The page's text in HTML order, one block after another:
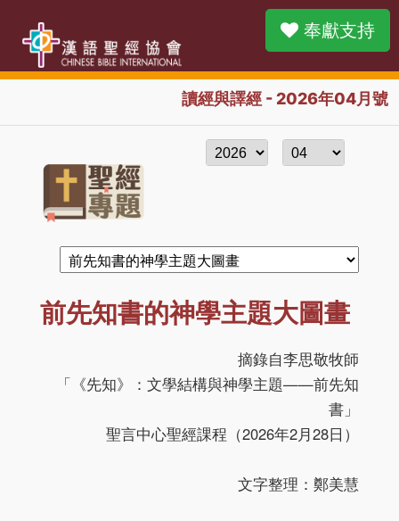
奉獻支持
讀經與譯經 - 2026年04月號
前先知書的神學主題大圖畫
摘錄自李思敬牧師
「《先知》：文學結構與神學主題——前先知
書」
聖言中心聖經課程（2026年2月28日）
文字整理：鄭美慧